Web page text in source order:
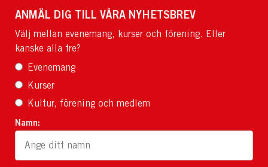
ANMÄL DIG TILL VÅRA NYHETSBREV
Välj mellan evenemang, kurser och förening. Eller
kanske alla tre?
Evenemang
Kurser
Kultur, förening och medlem
Namn: